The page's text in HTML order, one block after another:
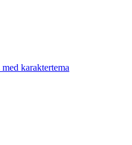
karaktertema